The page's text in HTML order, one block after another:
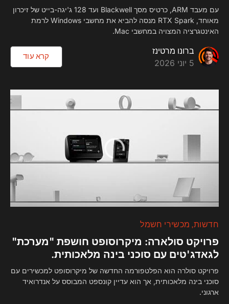
עם מעבד ARM, כרטיס מסך Blackwell ועד 128 ג'יגה-בייט של זיכרון
מאוחד, RTX Spark מנסה להביא את מחשבי Windows לרמת
האינטגרציה המצויה במחשבי Mac.
ברונו מרטינז
5 יוני 2026
קרא עוד
חדשות מכשירי חשמל
פרויקט סולארה: מיקרוסופט חושפת "מערכת"
לגאדג'טים עם סוכני בינה מלאכותית.
פרויקט סולרה הוא הפלטפורמה החדשה של מיקרוסופט למכשירים עם
סוכני בינה מלאכותית, אך הוא עדיין קונספט המבוסס על אנדרואיד
ארגוני.